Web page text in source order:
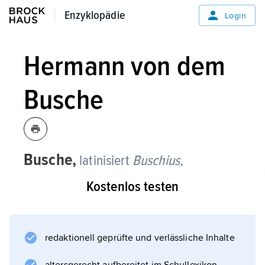
Enzyklopädie
Enzyklopädie Login
Hermann von dem
Busche
Busche, latinisiert Buschius,
Hermann von dem, humanistischer
1534;
nach Studien in Heidelberg (1484, u. a. bei
Kostenlos testen
redaktionell geprüfte und verlässliche Inhalte